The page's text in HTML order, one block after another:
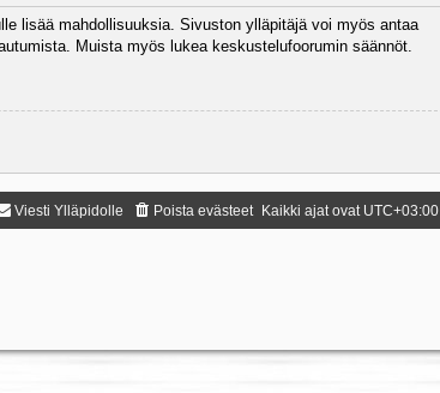
lisää mahdollisuuksia. Sivuston ylläpitäjä voi myös antaa
Muista myös lukea keskustelufoorumin säännöt.
Kaikki ajat ovat UTC+03:00
Poista evästeet
Viesti Ylläpidolle